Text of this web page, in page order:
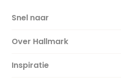
Snel naar
Over Hallmark
Over ons
Inspiratie